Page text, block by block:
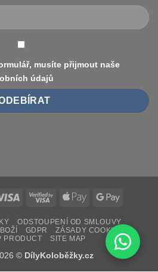
musíte přijmout naše
údajů
Visa
Visa
Apple
Google
ODSTOUPENÍ OD SMLOUVY
GDPR
ZÁSADY COOKIES
PRODUCT
SITE MAP
© DílyKoloběžky.cz